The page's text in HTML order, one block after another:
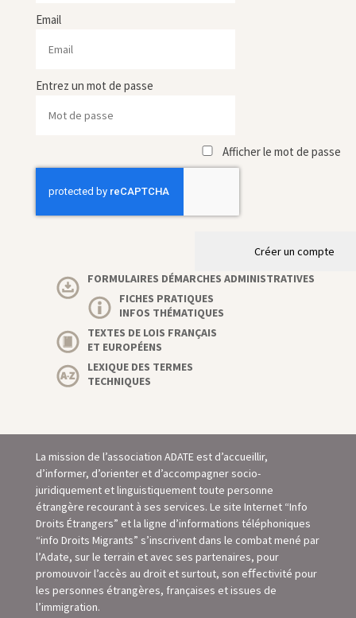
Email
Entrez un mot de passe
Afficher le mot de passe
Créer un compte
FORMULAIRES DÉMARCHES ADMINISTRATIVES
FICHES PRATIQUES
INFOS THÉMATIQUES
TEXTES DE LOIS FRANÇAIS
ET EUROPÉENS
LEXIQUE DES TERMES
TECHNIQUES
La mission de l’association ADATE est d’accueillir,
d’informer, d’orienter et d’accompagner socio-
juridiquement et linguistiquement toute personne
étrangère recourant à ses services. Le site Internet “Info
Droits Étrangers” et la ligne d’informations téléphoniques
“info Droits Migrants” s’inscrivent dans le combat mené par
l’Adate, sur le terrain et avec ses partenaires, pour
promouvoir l’accès au droit et surtout, son eﬀectivité pour
les personnes étrangères, françaises et issues de
l’immigration.